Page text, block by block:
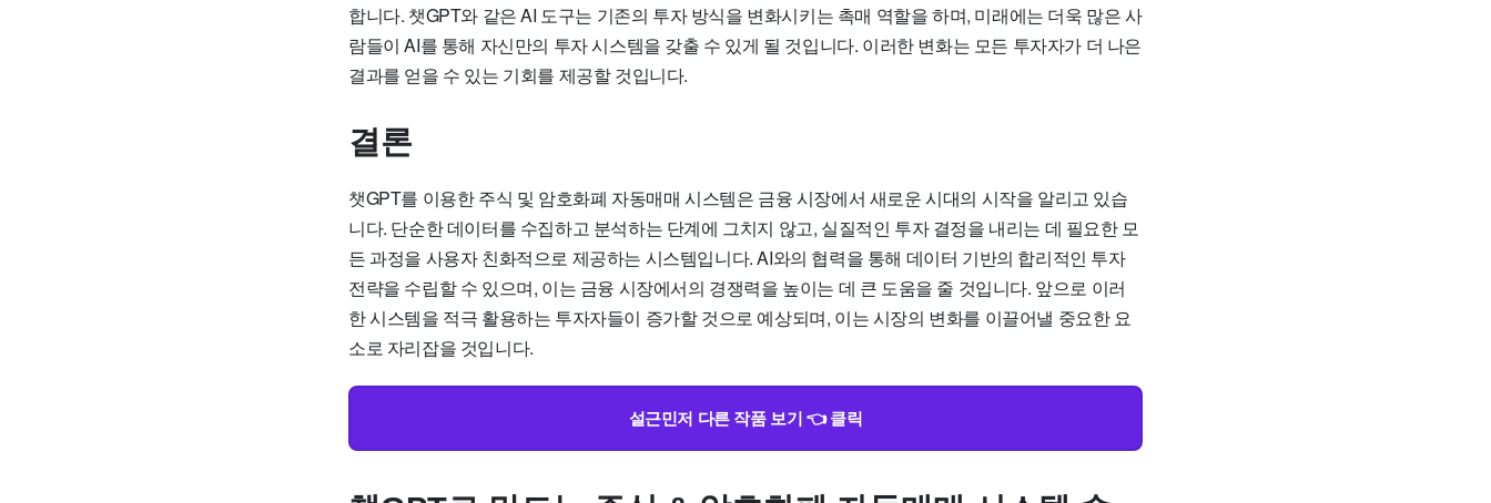
합니다. 챗GPT와 같은 AI 도구는 기존의 투자 방식을 변화시키는 촉매 역할을 하며, 미래에는 더욱 많은 사
람들이 AI를 통해 자신만의 투자 시스템을 갖출 수 있게 될 것입니다. 이러한 변화는 모든 투자자가 더 나은
결과를 얻을 수 있는 기회를 제공할 것입니다.
결론
챗GPT를 이용한 주식 및 암호화폐 자동매매 시스템은 금융 시장에서 새로운 시대의 시작을 알리고 있습
니다. 단순한 데이터를 수집하고 분석하는 단계에 그치지 않고, 실질적인 투자 결정을 내리는 데 필요한 모
든 과정을 사용자 친화적으로 제공하는 시스템입니다. AI와의 협력을 통해 데이터 기반의 합리적인 투자
전략을 수립할 수 있으며, 이는 금융 시장에서의 경쟁력을 높이는 데 큰 도움을 줄 것입니다. 앞으로 이러
한 시스템을 적극 활용하는 투자자들이 증가할 것으로 예상되며, 이는 시장의 변화를 이끌어낼 중요한 요
소로 자리잡을 것입니다.
설근민저 다른 작품 보기 👈 클릭